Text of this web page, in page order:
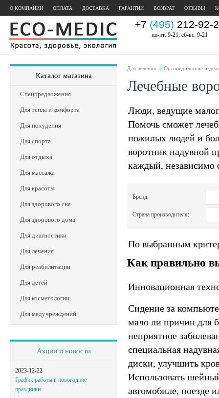
О КОМПАНИИ ОПЛАТА ДОСТАВКА ГАРАНТИИ ВОЗВРАТ ОТЗЫВЫ
+7 (495) 212-92-
пн-пт: 9-21, сб-вс: 9-21
Каталог магазина
Спецпредложения
Для тепла и комфорта
Для похудения
Для спорта
Для отдыха
Для массажа
Для красоты
Для здорового сна
Для здорового дома
Для диагностики
Для лечения
Для реабилитации
Для детей
Для косметологии
Для медучреждений
Акции и новости
2023-12-22
График работы в новогодние
праздники
Для лечения Ортопедические
Лечебные
Люди, ведущие
Помочь сможет
пожилых людей и
воротник надувной
каждый, независимо
Бренд:
Страна производителя:
По выбранным
Как правильно
Инновационная
Сидение за
мало ли причин для
неприятное
специальная
диски, улучшить
Использовать
автомобиле, поезде